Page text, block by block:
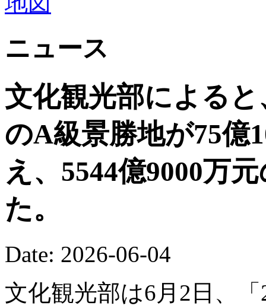
ニュース
文化観光部によると
のA級景勝地が75億
え、5544億9000万
た。
Date: 2026-06-04
文化観光部は6月2日、